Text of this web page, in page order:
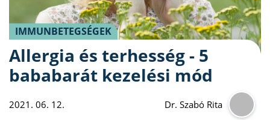
IMMUNBETEGSÉGEK
Allergia és terhesség - 5
bababarát kezelési mód
2021. 06. 12. Dr. Szabó Rita